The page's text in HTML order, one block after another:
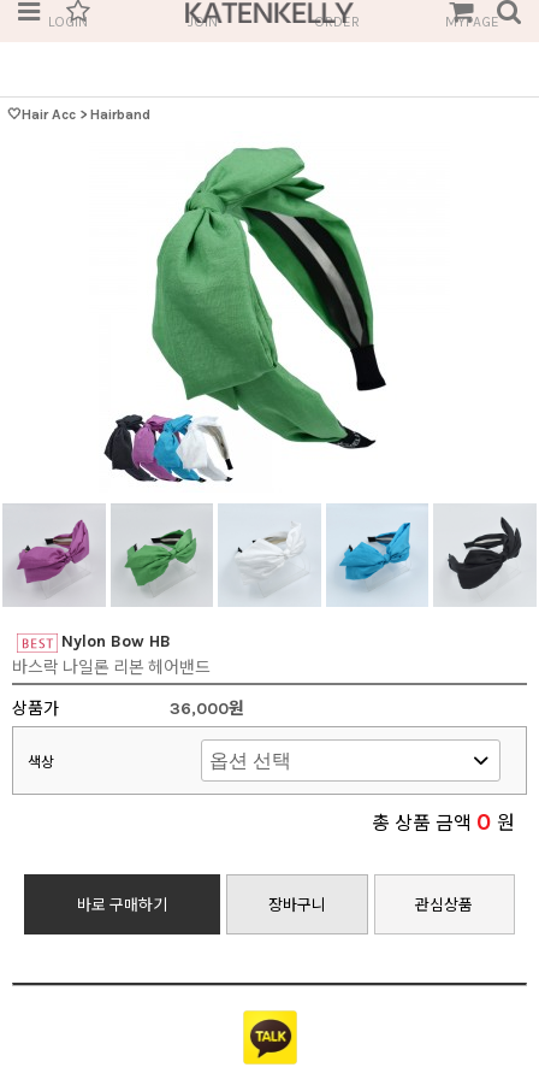
LOGIN JOIN ORDER MYPAGE
🤍Hair Acc > Hairband
Nylon Bow HB
바스락 나일론 리본 헤어밴드
상품가
36,000원
색상
총 상품 금액 0 원
바로 구매하기 장바구니 관심상품